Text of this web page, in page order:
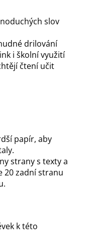
slov
drilování
i školní využití
čtení učit
papír, aby
strany s texty a
20 zadní stranu
k této